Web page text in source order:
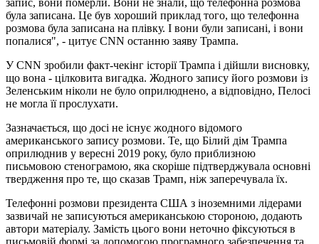
була записана. Це був хороший приклад того, що телефонна
розмова була записана на плівку. І вони були записані, і вони
попалися", - цитує CNN останню заяву Трампа.
У CNN зробили факт-чекінг історії Трампа і дійшли висновку,
що вона - цілковита вигадка. Жодного запису його розмови із
Зеленським ніколи не було оприлюднено, а відповідно, Пелосі
не могла її прослухати.
Зазначається, що досі не існує жодного відомого
американського запису розмови. Те, що Білий дім Трампа
оприлюднив у вересні 2019 року, було приблизною
письмовою стенограмою, яка скоріше підтверджувала основні
твердження про те, що сказав Трамп, ніж заперечувала їх.
Телефонні розмови президента США з іноземними лідерами
зазвичай не записуються американською стороною, додають
автори матеріалу. Замість цього вони неточно фіксуються в
письмовій формі за допомогою програмного забезпечення та